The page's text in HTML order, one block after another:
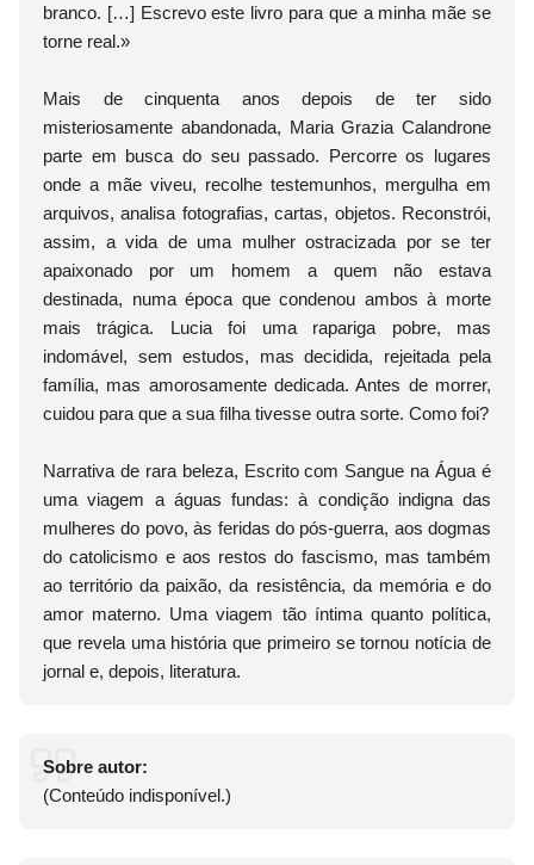
branco. […] Escrevo este livro para que a minha mãe se
torne real.»
Mais de cinquenta anos depois de ter sido
misteriosamente abandonada, Maria Grazia Calandrone
parte em busca do seu passado. Percorre os lugares
onde a mãe viveu, recolhe testemunhos, mergulha em
arquivos, analisa fotografias, cartas, objetos. Reconstrói,
assim, a vida de uma mulher ostracizada por se ter
apaixonado por um homem a quem não estava
destinada, numa época que condenou ambos à morte
mais trágica. Lucia foi uma rapariga pobre, mas
indomável, sem estudos, mas decidida, rejeitada pela
família, mas amorosamente dedicada. Antes de morrer,
cuidou para que a sua filha tivesse outra sorte. Como foi?
Narrativa de rara beleza, Escrito com Sangue na Água é
uma viagem a águas fundas: à condição indigna das
mulheres do povo, às feridas do pós-guerra, aos dogmas
do catolicismo e aos restos do fascismo, mas também
ao território da paixão, da resistência, da memória e do
amor materno. Uma viagem tão íntima quanto política,
que revela uma história que primeiro se tornou notícia de
jornal e, depois, literatura.
Sobre autor:
(Conteúdo indisponível.)